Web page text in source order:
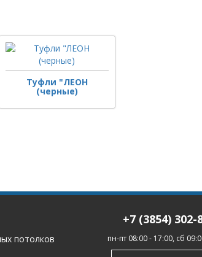
Туфли "ЛЕОН
(черные)
потолков
+7 (3854) 302-
пн-пт 08:00 - 17:00, сб